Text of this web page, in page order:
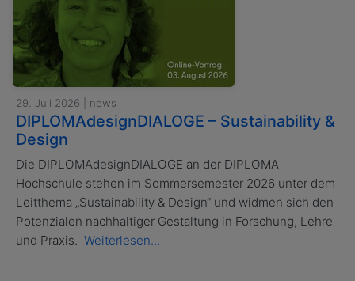
29. Juli 2026 | news
DIPLOMAdesignDIALOGE – Sustainability &
Design
Die DIPLOMAdesignDIALOGE an der DIPLOMA
Hochschule stehen im Sommersemester 2026 unter dem
Leitthema „Sustainability & Design“ und widmen sich den
Potenzialen nachhaltiger Gestaltung in Forschung, Lehre
und Praxis. Weiterlesen...